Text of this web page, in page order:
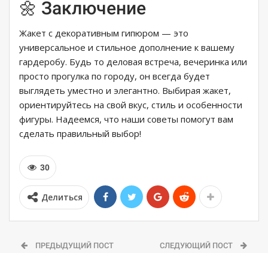
🌼 Заключение
Жакет с декоративным гипюром — это
универсальное и стильное дополнение к вашему
гардеробу. Будь то деловая встреча, вечеринка или
просто прогулка по городу, он всегда будет
выглядеть уместно и элегантно. Выбирая жакет,
ориентируйтесь на свой вкус, стиль и особенности
фигуры. Надеемся, что наши советы помогут вам
сделать правильный выбор!
30
Делиться
ПРЕДЫДУЩИЙ ПОСТ СЛЕДУЮЩИЙ ПОСТ